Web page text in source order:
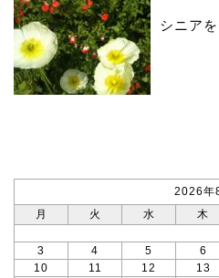
シニア
2026年
月
火 水 木
3
4 5 6
10
11 12 13